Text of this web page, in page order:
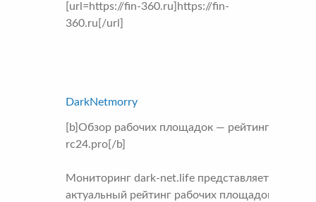
[url=https://fin-360.ru]https://fin-
360.ru[/url]
DarkNetmorry
[b]Обзор рабочих площадок — рейтинг
rc24.pro[/b]
Мониторинг dark-net.life представляет
актуальный рейтинг рабочих площадок на